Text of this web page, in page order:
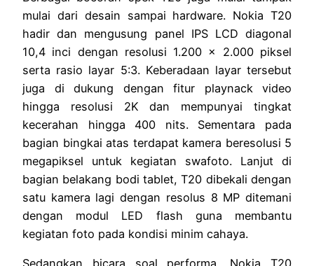
mulai dari desain sampai hardware. Nokia T20
hadir dan mengusung panel IPS LCD diagonal
10,4 inci dengan resolusi 1.200 x 2.000 piksel
serta rasio layar 5:3. Keberadaan layar tersebut
juga di dukung dengan fitur playnack video
hingga resolusi 2K dan mempunyai tingkat
kecerahan hingga 400 nits. Sementara pada
bagian bingkai atas terdapat kamera beresolusi 5
megapiksel untuk kegiatan swafoto. Lanjut di
bagian belakang bodi tablet, T20 dibekali dengan
satu kamera lagi dengan resolus 8 MP ditemani
dengan modul LED flash guna membantu
kegiatan foto pada kondisi minim cahaya.